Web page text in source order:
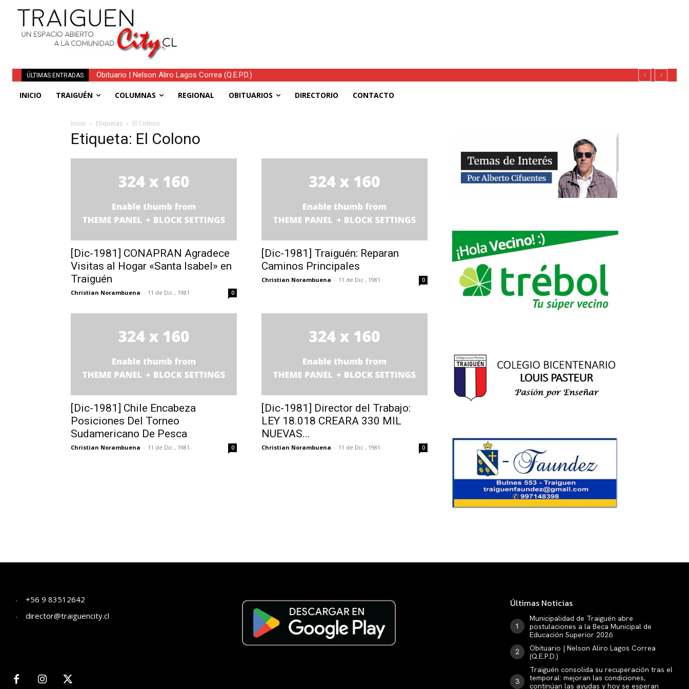
ÚLTIMAS ENTRADAS Obituario | Nelson Aliro Lagos Correa (Q.E.P.D.)
INICIO TRAIGUÉN COLUMNAS REGIONAL OBITUARIOS DIRECTORIO CONTACTO
Inicio Etiquetas El Colono
Etiqueta: El Colono
[Dic-1981] CONAPRAN Agradece
Visitas al Hogar «Santa Isabel» en
Traiguén
Christian Norambuena - 11 de Dic , 1981 0
[Dic-1981] Traiguén: Reparan
Caminos Principales
Christian Norambuena - 11 de Dic , 1981 0
[Dic-1981] Chile Encabeza
Posiciones Del Torneo
Sudamericano De Pesca
Christian Norambuena - 11 de Dic , 1981 0
[Dic-1981] Director del Trabajo:
LEY 18.018 CREARA 330 MIL
NUEVAS...
Christian Norambuena - 11 de Dic , 1981 0
+56 9 83512642
director@traiguencity.cl
Últimas Noticias
Municipalidad de Traiguén abre
postulaciones a la Beca Municipal de
Educación Superior 2026
Obituario | Nelson Aliro Lagos Correa
(Q.E.P.D.)
Traiguén consolida su recuperación tras el
temporal: mejoran las condiciones,
continúan las ayudas y hoy se esperan